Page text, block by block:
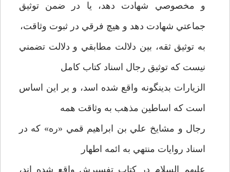
و مخصوصي شهادت دهد، يا در ضمن توثيق
جماعتي شهادت دهد و هيچ فرقي در ثبوت وثاقت،
به توثيق ثقه، بين دلالت مطابقي و دلالت تضمني
نيست که توثيق رجال اسناد کتاب کامل
الزيارات بدينگونه واقع شده اسد، و بر اين اساس
است که اساطين مذهب به وثاقت همه
رجال و مشايخ علي بن ابراهيم قمي «ره» که در
اسناد روايات منتهي به ائمه اطهار
عليهم السلام در کتاب تفسيرش واقع شده اند،